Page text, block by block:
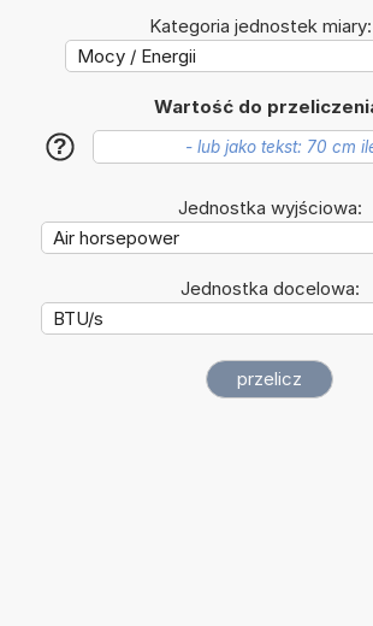
Kategoria jednostek miary:
Wartość do
?
Jednostka wyjściowa:
Jednostka docelowa: